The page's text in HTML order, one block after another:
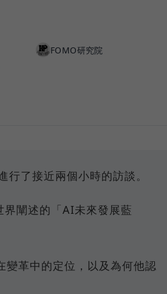
FOMO研究院
了接近兩個小時的訪談。
闡述的「AI未來發展藍
革中的定位，以及為何他認